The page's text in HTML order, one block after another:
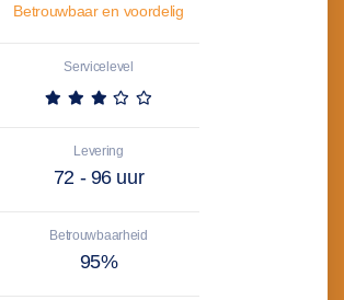
Betrouwbaar en voordelig
Servicelevel
Levering
72 - 96 uur
Betrouwbaarheid
95%